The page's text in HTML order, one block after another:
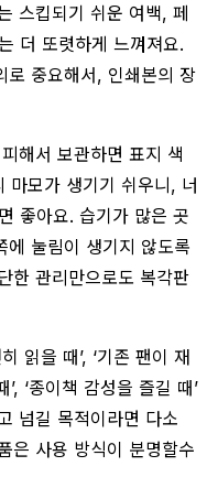
스킵되기 쉬운 여백, 페
더 또렷하게 느껴져요.
로 중요해서, 인쇄본의 장
해서 보관하면 표지 색
마모가 생기기 쉬우니, 너
좋아요. 습기가 많은 곳
눌림이 생기지 않도록
한 관리만으로도 복각판
읽을 때’, ‘기존 팬이 재
’, ‘종이책 감성을 즐길 때’
넘길 목적이라면 다소
은 사용 방식이 분명할수